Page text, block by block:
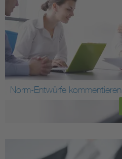
Norm-Entwürfe kommentieren